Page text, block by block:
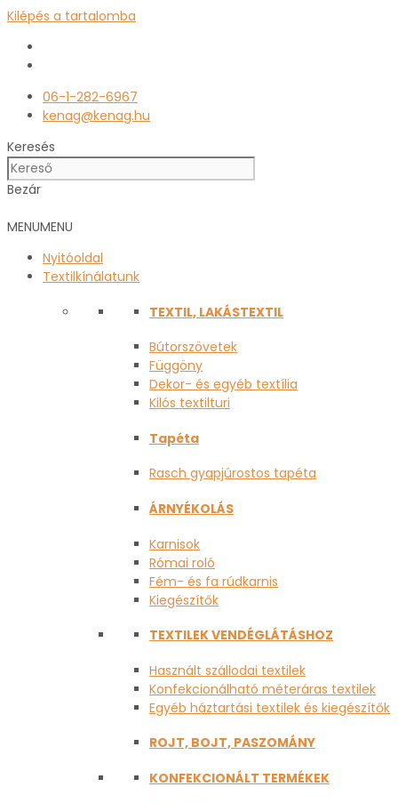
Kilépés a tartalomba
06-1-282-6967
kenag@kenag.hu
Keresés
Bezár
MENUMENU
Nyitóoldal
Textilkínálatunk
TEXTIL, LAKÁSTEXTIL
Bútorszövetek
Függöny
Dekor- és egyéb textília
Kilós textilturi
Tapéta
Rasch gyapjúrostos tapéta
ÁRNYÉKOLÁS
Karnisok
Római roló
Fém- és fa rúdkarnis
Kiegészítők
TEXTILEK VENDÉGLÁTÁSHOZ
Használt szállodai textilek
Konfekcionálható méteráras textilek
Egyéb háztartási textilek és kiegészítők
ROJT, BOJT, PASZOMÁNY
KONFEKCIONÁLT TERMÉKEK